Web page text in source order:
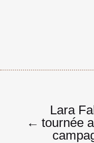
Navigation
l’article
←
Lara
tournée